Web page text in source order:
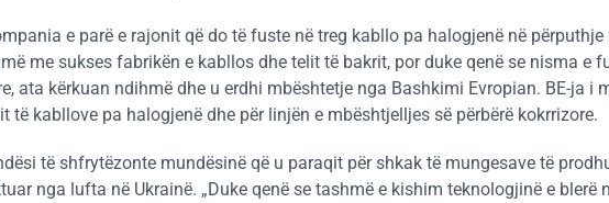
e parë e rajonit që do të fuste në treg kabllo pa halogjenë në përputhje
me sukses fabrikën e kabllos dhe telit të bakrit, por duke qenë se nisma e
ata kërkuan ndihmë dhe u erdhi mbështetje nga Bashkimi Evropian. BE-ja i
të kabllove pa halogjenë dhe për linjën e mbështjelljes së përbërë kokrrizore.
të shfrytëzonte mundësinë që u paraqit për shkak të mungesave të
nga lufta në Ukrainë. „Duke qenë se tashmë e kishim teknologjinë e blerë